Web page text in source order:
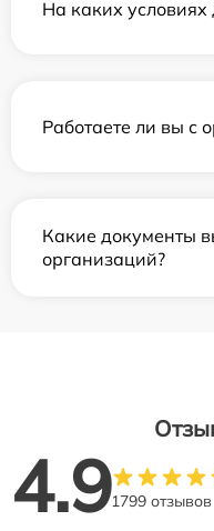
На каких условиях
Работаете ли вы с
Какие документы
организаций?
4.91799 отзывов